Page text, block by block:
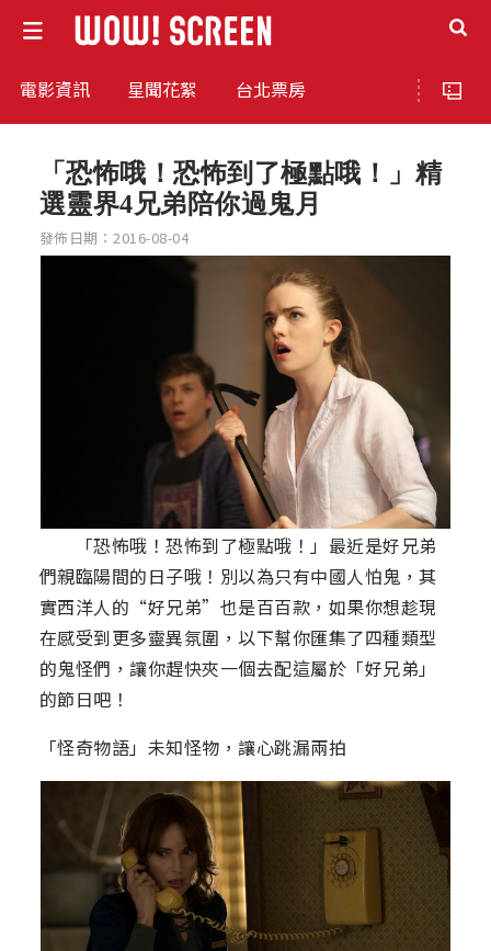
電影資訊 星聞花絮 台北票房
「恐怖哦！恐怖到了極點哦！」精
選靈界4兄弟陪你過鬼月
發佈日期：2016-08-04
「恐怖哦！恐怖到了極點哦！」最近是好兄弟
們親臨陽間的日子哦！別以為只有中國人怕鬼，其
實西洋人的“好兄弟”也是百百款，如果你想趁現
在感受到更多靈異氛圍，以下幫你匯集了四種類型
的鬼怪們，讓你趕快夾一個去配這屬於「好兄弟」
的節日吧！
「怪奇物語」未知怪物，讓心跳漏兩拍